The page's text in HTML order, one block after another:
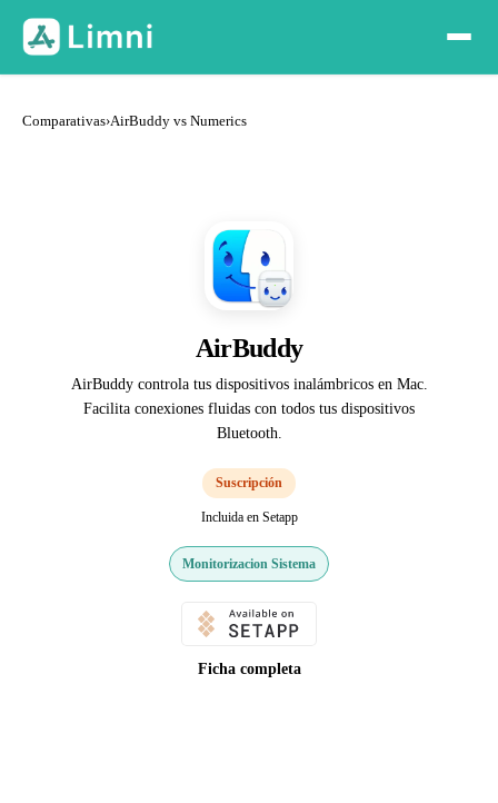
Comparativas›AirBuddy vs Numerics
AirBuddy
AirBuddy controla tus dispositivos inalámbricos en Mac.
Facilita conexiones fluidas con todos tus dispositivos
Bluetooth.
Suscripción
Incluida en Setapp
Monitorizacion Sistema
Ficha completa